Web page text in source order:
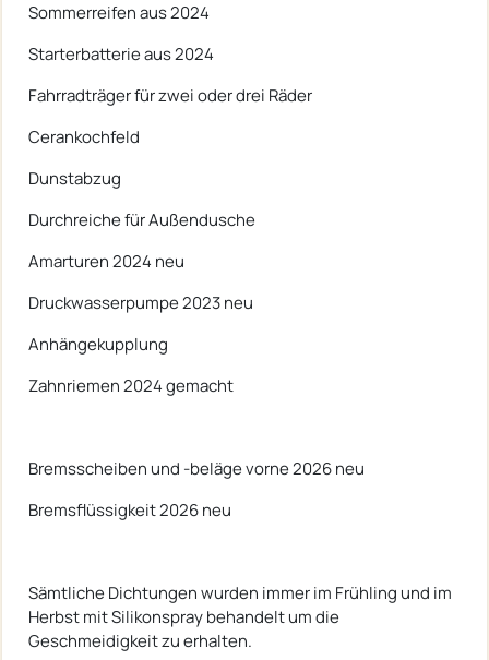
Sommerreifen aus 2024
Starterbatterie aus 2024
Fahrradträger für zwei oder drei Räder
Cerankochfeld
Dunstabzug
Durchreiche für Außendusche
Amarturen 2024 neu
Druckwasserpumpe 2023 neu
Anhängekupplung
Zahnriemen 2024 gemacht
Bremsscheiben und -beläge vorne 2026 neu
Bremsflüssigkeit 2026 neu
Sämtliche Dichtungen wurden immer im Frühling und im
Herbst mit Silikonspray behandelt um die
Geschmeidigkeit zu erhalten.